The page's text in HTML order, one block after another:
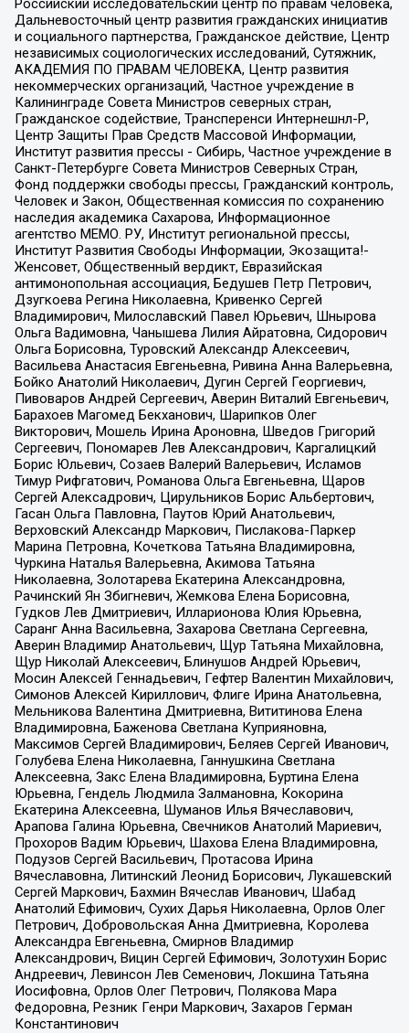
Российский исследовательский центр по правам человека,
Дальневосточный центр развития гражданских инициатив
и социального партнерства, Гражданское действие, Центр
независимых социологических исследований, Сутяжник,
АКАДЕМИЯ ПО ПРАВАМ ЧЕЛОВЕКА, Центр развития
некоммерческих организаций, Частное учреждение в
Калининграде Совета Министров северных стран,
Гражданское содействие, Трансперенси Интернешнл-Р,
Центр Защиты Прав Средств Массовой Информации,
Институт развития прессы - Сибирь, Частное учреждение в
Санкт-Петербурге Совета Министров Северных Стран,
Фонд поддержки свободы прессы, Гражданский контроль,
Человек и Закон, Общественная комиссия по сохранению
наследия академика Сахарова, Информационное
агентство МЕМО. РУ, Институт региональной прессы,
Институт Развития Свободы Информации, Экозащита!-
Женсовет, Общественный вердикт, Евразийская
антимонопольная ассоциация, Бедушев Петр Петрович,
Дзугкоева Регина Николаевна, Кривенко Сергей
Владимирович, Милославский Павел Юрьевич, Шнырова
Ольга Вадимовна, Чанышева Лилия Айратовна, Сидорович
Ольга Борисовна, Туровский Александр Алексеевич,
Васильева Анастасия Евгеньевна, Ривина Анна Валерьевна,
Бойко Анатолий Николаевич, Дугин Сергей Георгиевич,
Пивоваров Андрей Сергеевич, Аверин Виталий Евгеньевич,
Барахоев Магомед Бекханович, Шарипков Олег
Викторович, Мошель Ирина Ароновна, Шведов Григорий
Сергеевич, Пономарев Лев Александрович, Каргалицкий
Борис Юльевич, Созаев Валерий Валерьевич, Исламов
Тимур Рифгатович, Романова Ольга Евгеньевна, Щаров
Сергей Алексадрович, Цирульников Борис Альбертович,
Гасан Ольга Павловна, Паутов Юрий Анатольевич,
Верховский Александр Маркович, Пислакова-Паркер
Марина Петровна, Кочеткова Татьяна Владимировна,
Чуркина Наталья Валерьевна, Акимова Татьяна
Николаевна, Золотарева Екатерина Александровна,
Рачинский Ян Збигневич, Жемкова Елена Борисовна,
Гудков Лев Дмитриевич, Илларионова Юлия Юрьевна,
Саранг Анна Васильевна, Захарова Светлана Сергеевна,
Аверин Владимир Анатольевич, Щур Татьяна Михайловна,
Щур Николай Алексеевич, Блинушов Андрей Юрьевич,
Мосин Алексей Геннадьевич, Гефтер Валентин Михайлович,
Симонов Алексей Кириллович, Флиге Ирина Анатольевна,
Мельникова Валентина Дмитриевна, Вититинова Елена
Владимировна, Баженова Светлана Куприяновна,
Максимов Сергей Владимирович, Беляев Сергей Иванович,
Голубева Елена Николаевна, Ганнушкина Светлана
Алексеевна, Закс Елена Владимировна, Буртина Елена
Юрьевна, Гендель Людмила Залмановна, Кокорина
Екатерина Алексеевна, Шуманов Илья Вячеславович,
Арапова Галина Юрьевна, Свечников Анатолий Мариевич,
Прохоров Вадим Юрьевич, Шахова Елена Владимировна,
Подузов Сергей Васильевич, Протасова Ирина
Вячеславовна, Литинский Леонид Борисович, Лукашевский
Сергей Маркович, Бахмин Вячеслав Иванович, Шабад
Анатолий Ефимович, Сухих Дарья Николаевна, Орлов Олег
Петрович, Добровольская Анна Дмитриевна, Королева
Александра Евгеньевна, Смирнов Владимир
Александрович, Вицин Сергей Ефимович, Золотухин Борис
Андреевич, Левинсон Лев Семенович, Локшина Татьяна
Иосифовна, Орлов Олег Петрович, Полякова Мара
Федоровна, Резник Генри Маркович, Захаров Герман
Константинович